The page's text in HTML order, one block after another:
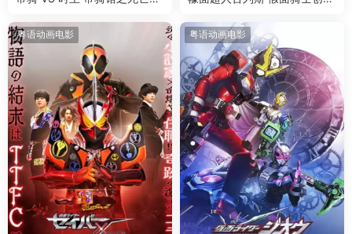
时王 帝骑馆的死亡游戏粤语版
粤语动画电影 粤语动画电影